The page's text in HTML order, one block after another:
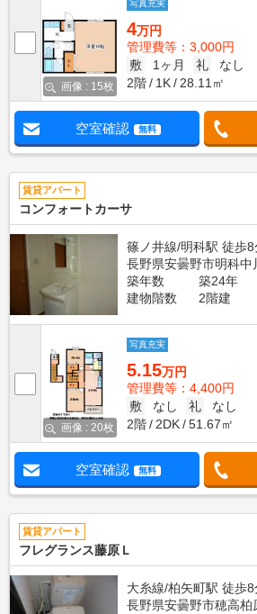
画像 : 15枚
写真充実
4万円
管理費等：3,000円
敷
1ヶ月 礼
なし
2階
1K 28.11㎡
空室確認 無料
賃貸アパート
コンフォートカーサ
篠ノ井線/明科駅 徒歩8
長野県安曇野市明科中
築年数
築24年
建物階数
2階建
画像 : 20枚
写真充実
5.15万円
管理費等：4,400円
敷
なし 礼
なし
2階
2DK 51.67㎡
空室確認 無料
賃貸アパート
フレグランス藤原Ｌ
大糸線/柏矢町駅 徒歩8
長野県安曇野市穂高柏